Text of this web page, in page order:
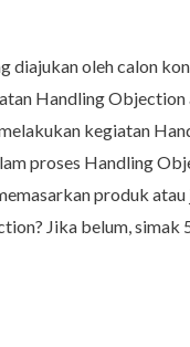
oleh calon
Handling Objection
kegiatan
proses Handling
produk
Jika belum, simak